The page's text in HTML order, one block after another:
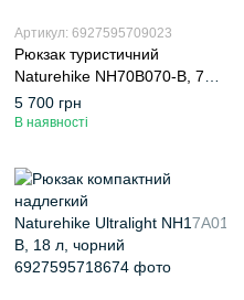
Артикул: 6927595709023
Рюкзак туристичний
Naturehike NH70B070-B, 70 л
+ 5 л, блакитний
5 700 грн
В наявності